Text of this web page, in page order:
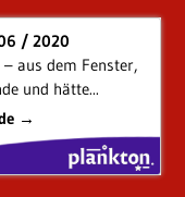
/ 2020
aus dem Fenster,
und hätte...
→